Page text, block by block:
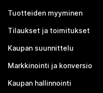
Tuotteiden myyminen
Tilaukset ja toimitukset
Kaupan suunnittelu
Markkinointi ja konversio
Kaupan hallinnointi